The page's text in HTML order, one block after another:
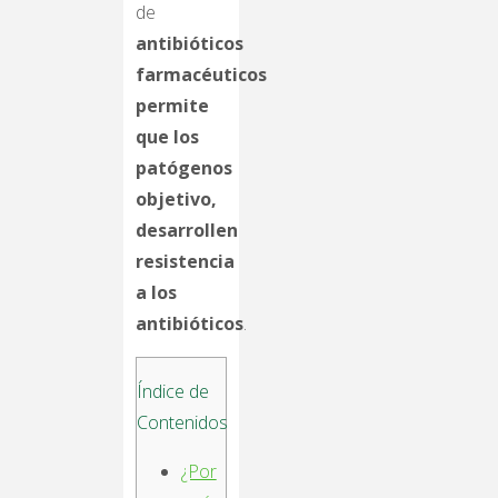
de
antibióticos
farmacéuticos
permite
que los
patógenos
objetivo,
desarrollen
resistencia
a los
antibióticos.
Índice de
Contenidos
¿Por